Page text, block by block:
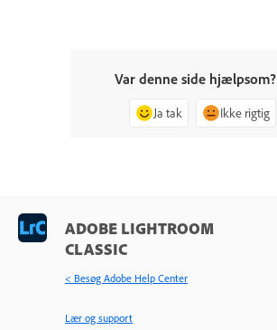
Var denne side hjælpsom?
Ja tak Ikke rigtig
ADOBE LIGHTROOM
CLASSIC
< Besøg Adobe Help Center
Lær og support